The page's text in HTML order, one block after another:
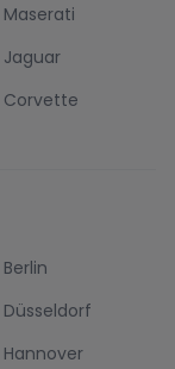
Maserati
Jaguar
Corvette
Berlin
Düsseldorf
Hannover